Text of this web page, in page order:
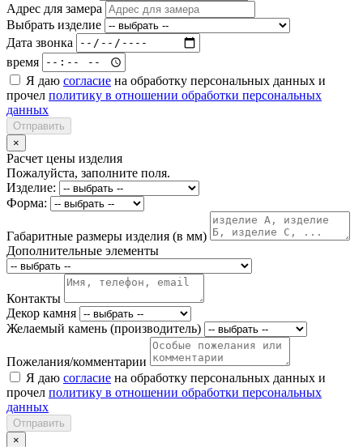
Адрес для замера
Выбрать изделие
Дата звонка
время
Я даю согласие на обработку персональных данных и
прочел политику в отношении обработки персональных
данных
Отправить
×
Расчет цены изделия
Пожалуйста, заполните поля.
Изделие:
Форма:
Габаритные размеры изделия (в мм)
Дополнительные элементы
Контакты
Декор камня
Желаемый камень (производитель)
Пожелания/комментарии
Я даю согласие на обработку персональных данных и
прочел политику в отношении обработки персональных
данных
Отправить
×